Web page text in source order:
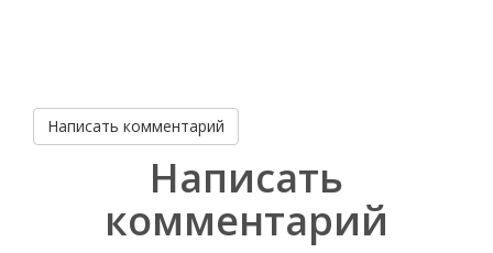
Написать комментарий
Написать
комментарий